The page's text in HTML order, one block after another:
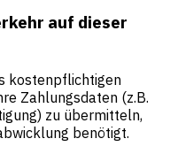
auf dieser
kostenpflichtigen
Zahlungsdaten (z.B.
zu übermitteln,
benötigt.